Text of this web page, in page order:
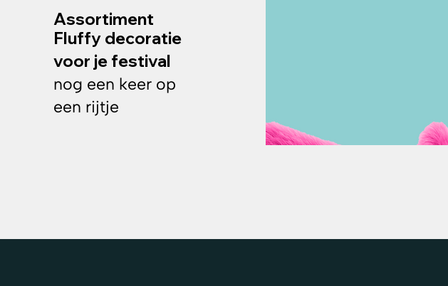
Assortiment
Fluffy decoratie
voor je festival
nog een keer op
een rijtje